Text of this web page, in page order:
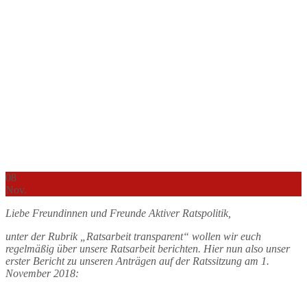
08
Nov.
Liebe Freundinnen und Freunde Aktiver Ratspolitik,
unter der Rubrik „Ratsarbeit transparent“ wollen wir euch
regelmäßig über unsere Ratsarbeit berichten. Hier nun also unser
erster Bericht zu unseren Anträgen auf der Ratssitzung am 1.
November 2018: